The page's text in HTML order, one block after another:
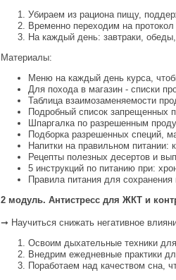
Убираем из рациона пищу,
Временно переходим на
На каждый день: завтраки,
Материалы:
Меню на каждый день курса,
Для похода в магазин - списки
Таблица взаимозаменяемости
Подробный список запрещенных
Шпаргалка по разрешенным
Подборка разрешенных специй,
Напитки на правильном
Рецепты полезных десертов и
5 инструкций по питанию при:
Правила питания для
2 модуль. Антистресс для ЖКТ и
➞ Научиться снижать негативное
Освоим дыхательные техники
Внедрим ежедневные практики
Поработаем над качеством сна,